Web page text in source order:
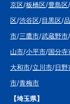
京区/板橋区/豊島区/
区/渋谷区/目黒区/
市/三鷹市/武蔵野市/
山市/小平市/国分寺
大和市/立川市/日野
市/青梅市
【埼玉県】